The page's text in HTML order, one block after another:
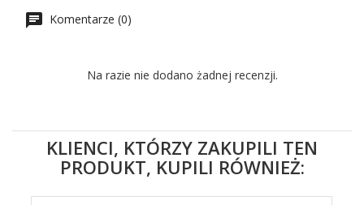
Komentarze (0)
Na razie nie dodano żadnej recenzji.
KLIENCI, KTÓRZY ZAKUPILI TEN
PRODUKT, KUPILI RÓWNIEŻ: